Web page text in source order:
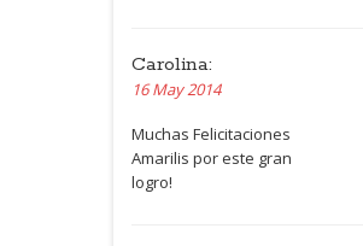
Carolina:
16 May 2014
Muchas Felicitaciones
Amarilis por este gran
logro!